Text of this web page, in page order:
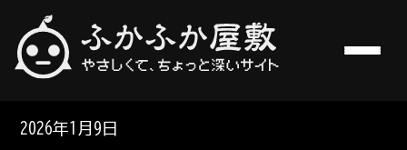
やさしくて、ちょっと深いサイト
2026年1月9日